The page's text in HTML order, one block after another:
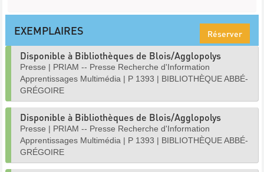
EXEMPLAIRES Réserver
Disponible à Bibliothèques de Blois/Agglopolys
Presse | PRIAM -- Presse Recherche d'Information
Apprentissages Multimédia | P 1393 | BIBLIOTHÈQUE ABBÉ-
GRÉGOIRE
Disponible à Bibliothèques de Blois/Agglopolys
Presse | PRIAM -- Presse Recherche d'Information
Apprentissages Multimédia | P 1393 | BIBLIOTHÈQUE ABBÉ-
GRÉGOIRE